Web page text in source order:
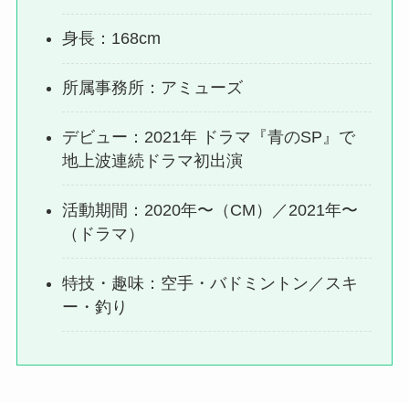
身長：168cm
所属事務所：アミューズ
デビュー：2021年 ドラマ『青のSP』で
地上波連続ドラマ初出演
活動期間：2020年〜（CM）／2021年〜
（ドラマ）
特技・趣味：空手・バドミントン／スキ
ー・釣り